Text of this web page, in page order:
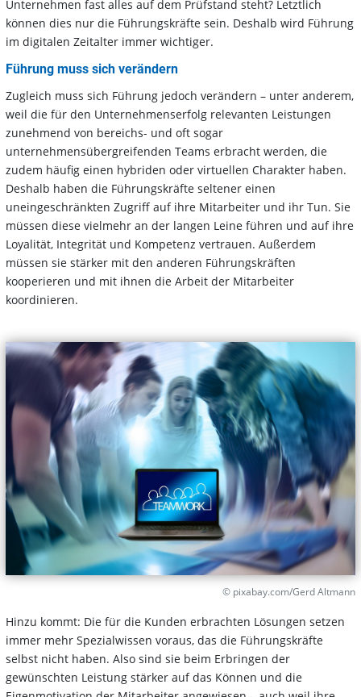
Unternehmen fast alles auf dem Prüfstand steht? Letztlich
können dies nur die Führungskräfte sein. Deshalb wird Führung
im digitalen Zeitalter immer wichtiger.
Führung muss sich verändern
Zugleich muss sich Führung jedoch verändern – unter anderem,
weil die für den Unternehmenserfolg relevanten Leistungen
zunehmend von bereichs- und oft sogar
unternehmensübergreifenden Teams erbracht werden, die
zudem häufig einen hybriden oder virtuellen Charakter haben.
Deshalb haben die Führungskräfte seltener einen
uneingeschränkten Zugriff auf ihre Mitarbeiter und ihr Tun. Sie
müssen diese vielmehr an der langen Leine führen und auf ihre
Loyalität, Integrität und Kompetenz vertrauen. Außerdem
müssen sie stärker mit den anderen Führungskräften
kooperieren und mit ihnen die Arbeit der Mitarbeiter
koordinieren.
© pixabay.com/Gerd Altmann
Hinzu kommt: Die für die Kunden erbrachten Lösungen setzen
immer mehr Spezialwissen voraus, das die Führungskräfte
selbst nicht haben. Also sind sie beim Erbringen der
gewünschten Leistung stärker auf das Können und die